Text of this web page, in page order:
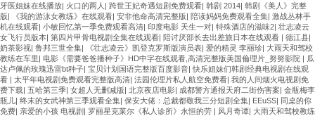
牙医姐妹在线播放| 火口的两人 | 跨世王妃奇遇短剧免费观看| 韩剧 2014| 韩剧《美人》完整
版| 《我的游泳女教练》在线观看| 安非他命高清完整版| 陪读妈妈免费观看全集| 激战丛林手
机在线观看| 小敏回忆第一季免费观看高清| 印度电影 天生一对| 特殊酒店的滋味2| 壮志凌云
女飞行员版本| 第四片甲骨电视剧全集在线观看| 陪讨厌部长去出差旅日本在线观看 | 德江县|
奶茶影视| 鲁邦三世全集| 《壮志凌云》凯登克罗斯版演员表| 爱的精灵 李丽珍| 大雨天和驾校
教练在车里| 电影《需要爸爸播种子》HD中字在线观看,高清完整版美国倫理片_努努影院 | 瓜
达卢佩的玫瑰迅雷bt种子| 宝贝计划国语完整版百度影音|快乐姐妹们韩剧经典电视剧在线观
看 | 太平年电视剧免费观看完整版高清| 法园伦理片私人航空免费看| 我的人间烟火电视剧免
费下载| 五哈第三季| 女超人无删减版| 北京夜店电影| 成都警方通报天府二街伤害案| 金瓶梅李
瓶儿| 终末的女武神第三季观看全集| 保安大佬：总裁都敬我三分短剧全集| EEuSS| 同桌的你
免费| 亲爱的小孩 电视剧 | 罗丽星克莱尔《私人诊所》永恒的劳 | 风月奇谭| 大雨天和驾校教练